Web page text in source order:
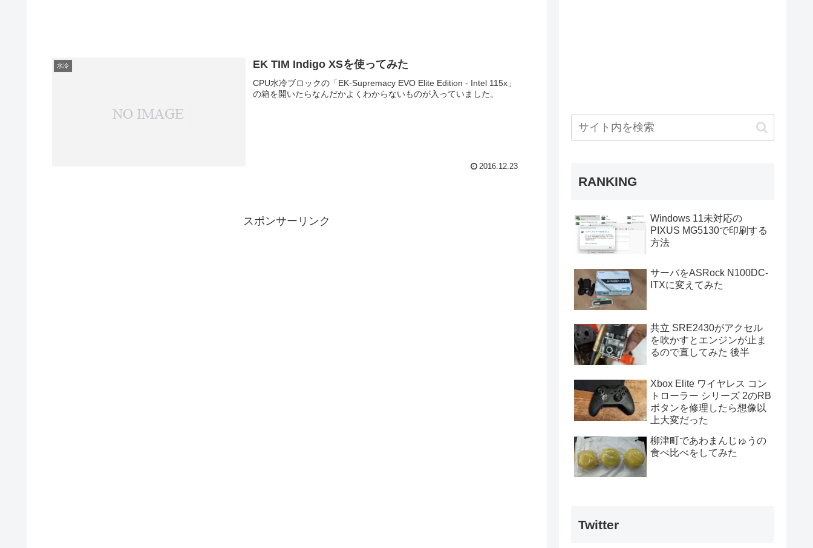
水冷 EK TIM Indigo XSを使ってみた
CPU水冷ブロックの「EK-Supremacy EVO Elite Edition - Intel 115x」
の箱を開いたらなんだかよくわからないものが入っていました。
2016.12.23
スポンサーリンク
RANKING
Windows 11未対応の
PIXUS MG5130で印刷する
方法
サーバをASRock N100DC-
ITXに変えてみた
共立 SRE2430がアクセル
を吹かすとエンジンが止ま
るので直してみた 後半
Xbox Elite ワイヤレス コン
トローラー シリーズ 2のRB
ボタンを修理したら想像以
上大変だった
柳津町であわまんじゅうの
食べ比べをしてみた
Twitter